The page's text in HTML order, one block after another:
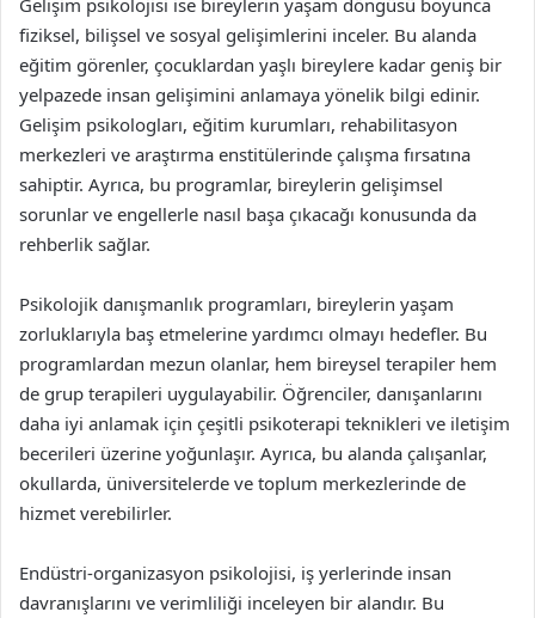
fiziksel, bilişsel ve sosyal gelişimlerini inceler. Bu alanda
eğitim görenler, çocuklardan yaşlı bireylere kadar geniş bir
yelpazede insan gelişimini anlamaya yönelik bilgi edinir.
Gelişim psikologları, eğitim kurumları, rehabilitasyon
merkezleri ve araştırma enstitülerinde çalışma fırsatına
sahiptir. Ayrıca, bu programlar, bireylerin gelişimsel
sorunlar ve engellerle nasıl başa çıkacağı konusunda da
rehberlik sağlar.
Psikolojik danışmanlık programları, bireylerin yaşam
zorluklarıyla baş etmelerine yardımcı olmayı hedefler. Bu
programlardan mezun olanlar, hem bireysel terapiler hem
de grup terapileri uygulayabilir. Öğrenciler, danışanlarını
daha iyi anlamak için çeşitli psikoterapi teknikleri ve iletişim
becerileri üzerine yoğunlaşır. Ayrıca, bu alanda çalışanlar,
okullarda, üniversitelerde ve toplum merkezlerinde de
hizmet verebilirler.
Endüstri-organizasyon psikolojisi, iş yerlerinde insan
davranışlarını ve verimliliği inceleyen bir alandır. Bu